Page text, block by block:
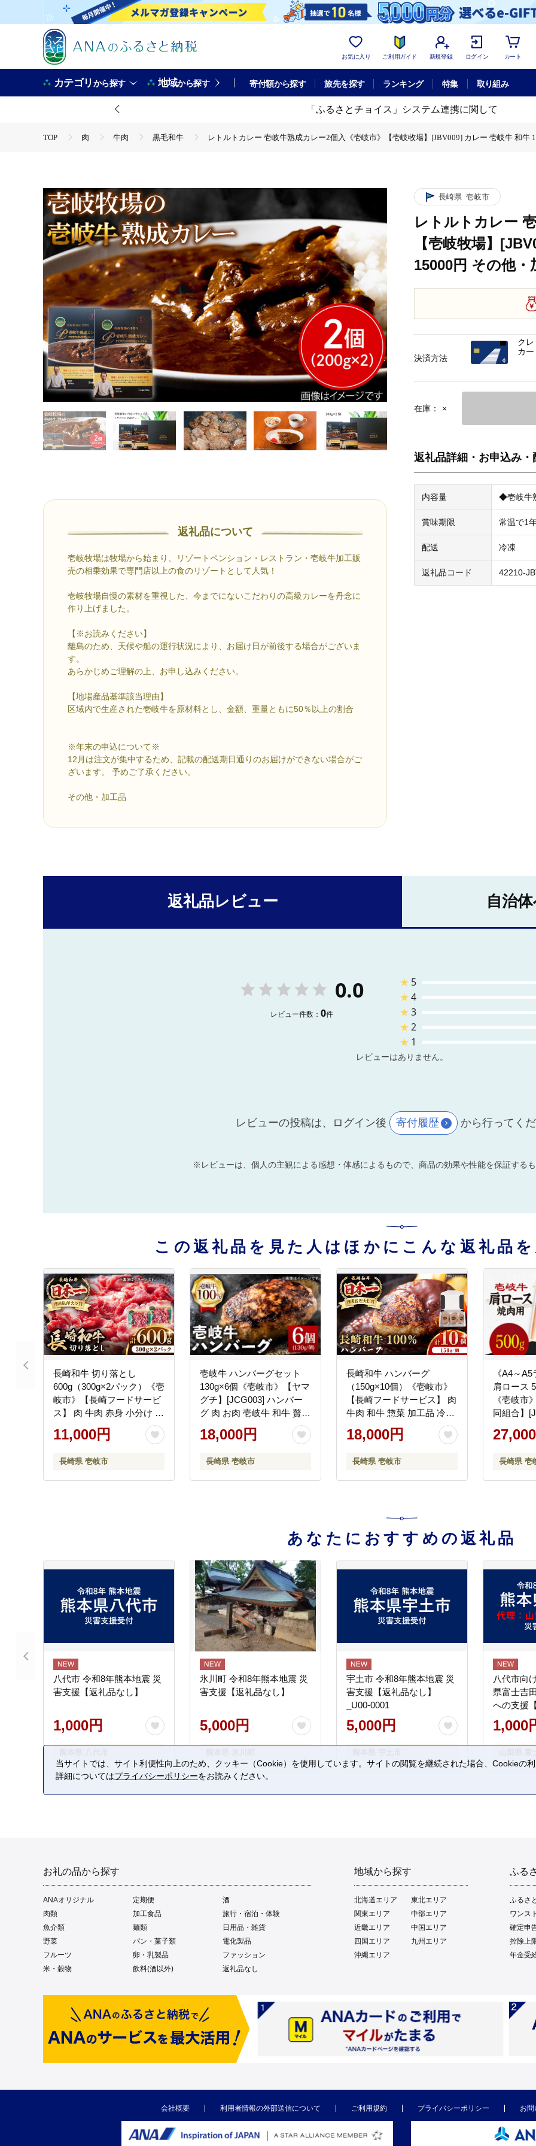
お気に入り ご利用ガイド 新規登録 ログイン カート
カテゴリから探す 地域から探す 寄付額から探す 旅先を探す ランキング 特集 取り組み
「ふるさとチョイス」システム連携に関して
TOP 肉 牛肉 黒毛和牛 レトルトカレー 壱岐牛熟成カレー2個入《壱岐市》【壱岐牧場】[JBV009] カレー 壱岐牛 和牛
返礼品について
壱岐牧場は牧場から始まり、リゾートペンション・レストラン・壱岐牛加工販
売の相乗効果で専門店以上の食のリゾートとして人気！
壱岐牧場自慢の素材を重視した、今までにないこだわりの高級カレーを丹念に
作り上げました。
【※お読みください】
離島のため、天候や船の運行状況により、お届け日が前後する場合がございま
す。
あらかじめご理解の上、お申し込みください。
【地場産品基準該当理由】
区域内で生産された壱岐牛を原材料とし、金額、重量ともに50％以上の割合
※年末の申込について※
12月は注文が集中するため、記載の配送期日通りのお届けができない場合がご
ざいます。 予めご了承ください。
その他・加工品
長崎県 壱岐市
レトルトカレー
【壱岐牧場】
15000円 その他・
在庫： ×
返礼品詳細・お申込み・
内容量 ◆壱岐牛
賞味期限 常温で1
配送 冷凍
返礼品コード 42210-
決済方法
ク
カー
返礼品レビュー 自治
0.0
レビュー件数： 0件
★ 5
★4
★3
★2
★ 1
レビューはありません。
レビューの投稿は、ログイン後 寄付履歴 から行ってくだ
※レビューは、個人の主観による感想・体感によるもので、商品の効果や性能を保証するも
この返礼品を見た人はほかにこんな返礼品を
長崎和牛 切り落とし
600g（300g×2パック）《壱
岐市》【長崎フードサービ
ス】 肉 牛肉 赤身 小分け 国
産 切落し 切り落し 冷凍配
送 11000 11000円 [JEP008]
11,000円
長崎県 壱岐市
壱岐牛 ハンバーグセット
130g×6個《壱岐市》【ヤマ
グチ】[JCG003] ハンバー
グ 肉 お肉 壱岐牛 和牛 贅沢
冷凍 簡単 18000 18000円 加
工品
18,000円
長崎県 壱岐市
長崎和牛 ハンバーグ
（150g×10個）《壱岐市》
【長崎フードサービス】 肉
牛肉 和牛 惣菜 加工品 冷凍
配送 18000 18000円
[JEP006]
18,000円
長崎県 壱岐市
《A4～
肩ロース
《壱岐市
同組合】
肩ロース
27000円
長崎県 壱
あなたにおすすめの返礼品
八代市 令和8年熊本地震 災
害支援【返礼品なし】
1,000円
氷川町 令和8年熊本地震 災
害支援【返礼品なし】
5,000円
宇土市 令和8年熊本地震 災
害支援【返礼品なし】
_U00-0001
5,000円
八代市向
県富士吉
への支援
1,000
お礼の品から探す
ANAオリジナル 定期便
酒
肉類
加工食品
旅行・宿泊・体験
魚介類
麺類
日用品・雑貨
野菜
パン・菓子類
電化製品
フルーツ
卵・乳製品
ファッション
米・穀物
飲料(酒以外) 返礼品なし
地域から探す
北海道エリア
東北エリア
関東エリア
中部エリア
近畿エリア
中国エリア
四国エリア
九州エリア
沖縄エリア
ふる
ふるさ
ワンス
確定申
控除上
年金受
会社概要 利用者情報の外部送信について ご利用規約 プライバシーポリシー お問
当サイトでは、サイト利便性向上のため、クッキー（Cookie）を使用しています。サイトの閲覧を継続された場合、Cookieの
詳細についてはプライバシーポリシーをお読みください。